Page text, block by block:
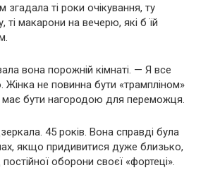
згадала ті роки очікування, ту
ті макарони на вечерю, які б їй
вона порожній кімнаті. — Я все
Жінка не повинна бути «трампліном»
має бути нагородою для переможця.
45 років. Вона справді була
якщо придивитися дуже близько,
оборони своєї «фортеці».